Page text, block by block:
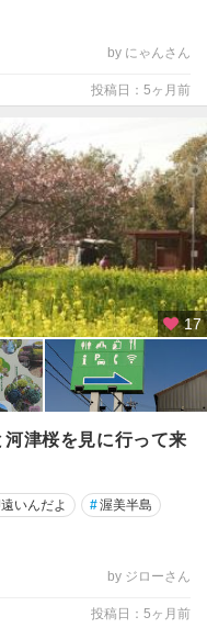
by にゃんさん
投稿日：5ヶ月前
17
津桜を見に行って来
いんだよ #渥美半島
by ジローさん
投稿日：5ヶ月前